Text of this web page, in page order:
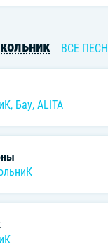
ВСЕ
, Бау, ALITA